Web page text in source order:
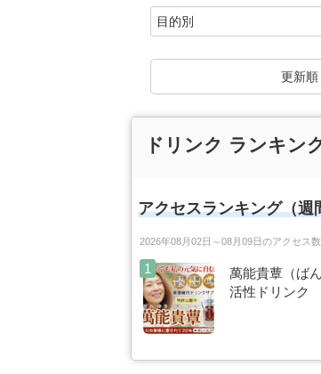
更新順
ドリンク ランキン
アクセスランキング（週
2026年08月02日～08月09日のアクセス
萬能貴蕈（ば
活性ドリンク